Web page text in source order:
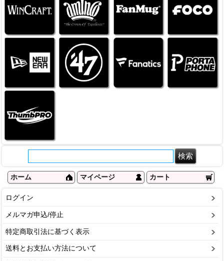
ホーム マイページ カート
ログイン
メルマガ申込/停止
特定商取引法に基づく表示
送料とお支払い方法について